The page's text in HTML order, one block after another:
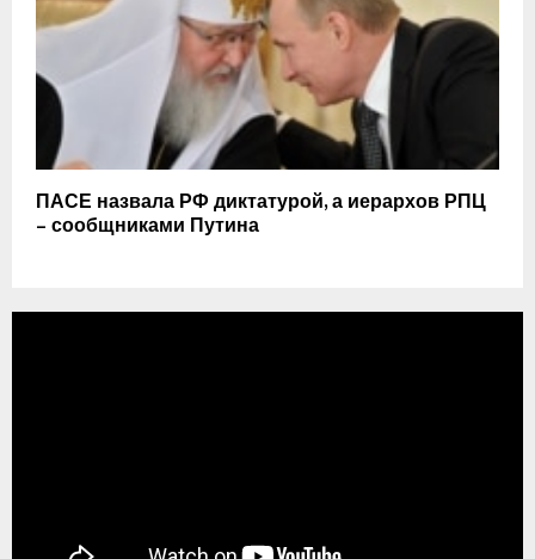
ПАСЕ назвала РФ диктатурой, а иерархов РПЦ
– сообщниками Путина